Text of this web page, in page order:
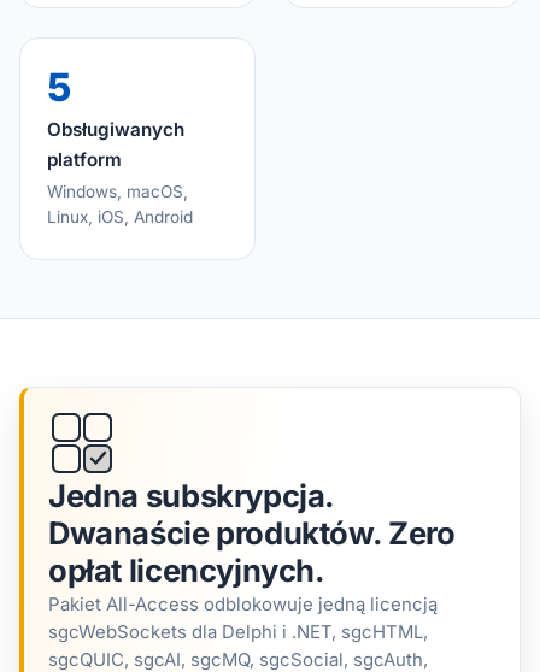
5
Obsługiwanych
platform
Windows, macOS,
Linux, iOS, Android
Jedna subskrypcja.
Dwanaście produktów. Zero
opłat licencyjnych.
Pakiet All-Access odblokowuje jedną licencją
sgcWebSockets dla Delphi i .NET, sgcHTML,
sgcQUIC, sgcAI, sgcMQ, sgcSocial, sgcAuth,